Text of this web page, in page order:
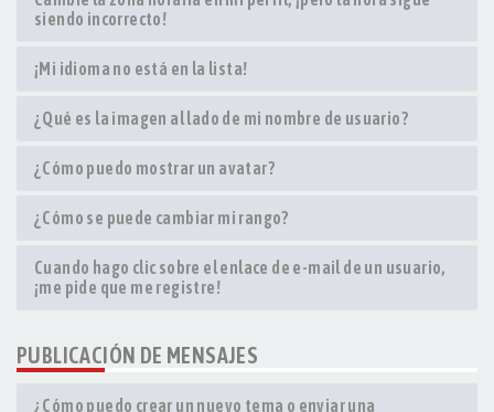
siendo incorrecto!
¡Mi idioma no está en la lista!
¿Qué es la imagen al lado de mi nombre de usuario?
¿Cómo puedo mostrar un avatar?
¿Cómo se puede cambiar mi rango?
Cuando hago clic sobre el enlace de e-mail de un usuario,
¡me pide que me registre!
PUBLICACIÓN DE MENSAJES
¿Cómo puedo crear un nuevo tema o enviar una